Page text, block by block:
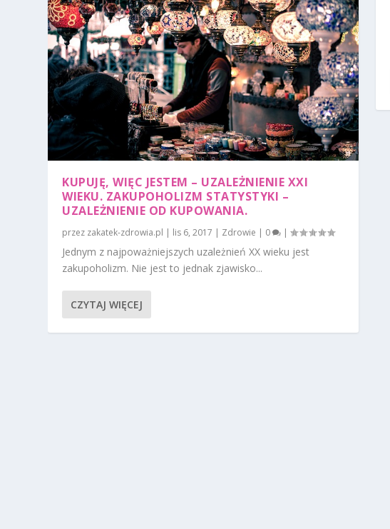
KUPUJĘ, WIĘC JESTEM – UZALEŻNIENIE XXI
WIEKU. ZAKUPOHOLIZM STATYSTYKI –
UZALEŻNIENIE OD KUPOWANIA.
przez zakatek-zdrowia.pl | lis 6, 2017 | Zdrowie | 0 |
Jednym z najpoważniejszych uzależnień XX wieku jest
zakupoholizm. Nie jest to jednak zjawisko...
CZYTAJ WIĘCEJ